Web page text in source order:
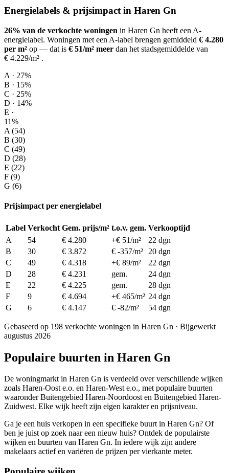
Energielabels & prijsimpact in Haren Gn
26% van de verkochte woningen in Haren Gn heeft een A-
energielabel. Woningen met een A-label brengen gemiddeld € 4.280
per m² op — dat is € 51/m² meer dan het stadsgemiddelde van
€ 4.229/m² .
A · 27%
B · 15%
C · 25%
D · 14%
E ·
11%
A (54)
B (30)
C (49)
D (28)
E (22)
F (9)
G (6)
Prijsimpact per energielabel
Label Verkocht Gem. prijs/m² t.o.v. gem. Verkooptijd
A
54 € 4.280 +€ 51/m²
22 dgn
B
30 € 3.872 € -357/m²
20 dgn
C
49 € 4.318 +€ 89/m²
22 dgn
D
28 € 4.231 gem.
24 dgn
E
22 € 4.225 gem.
28 dgn
F
9 € 4.694 +€ 465/m² 24 dgn
G
6 € 4.147 € -82/m² 54 dgn
Gebaseerd op 198 verkochte woningen in Haren Gn · Bijgewerkt
augustus 2026
Populaire buurten in Haren Gn
De woningmarkt in Haren Gn is verdeeld over verschillende wijken
zoals Haren-Oost e.o. en Haren-West e.o., met populaire buurten
waaronder Buitengebied Haren-Noordoost en Buitengebied Haren-
Zuidwest. Elke wijk heeft zijn eigen karakter en prijsniveau.
Ga je een huis verkopen in een specifieke buurt in Haren Gn? Of
ben je juist op zoek naar een nieuw huis? Ontdek de populairste
wijken en buurten van Haren Gn. In iedere wijk zijn andere
makelaars actief en variëren de prijzen per vierkante meter.